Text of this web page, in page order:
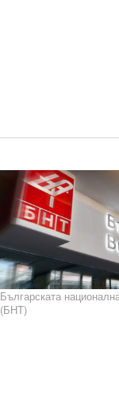
Българската
(БНТ)